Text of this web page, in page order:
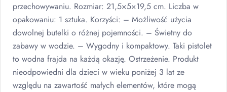
przechowywaniu. Rozmiar: 21,5×5×19,5 cm. Liczba w
opakowaniu: 1 sztuka. Korzyści: – Możliwość użycia
dowolnej butelki o różnej pojemności. – Świetny do
zabawy w wodzie. – Wygodny i kompaktowy. Taki pistolet
to wodna frajda na każdą okazję. Ostrzeżenie. Produkt
nieodpowiedni dla dzieci w wieku poniżej 3 lat ze
względu na zawartość małych elementów, które mogą